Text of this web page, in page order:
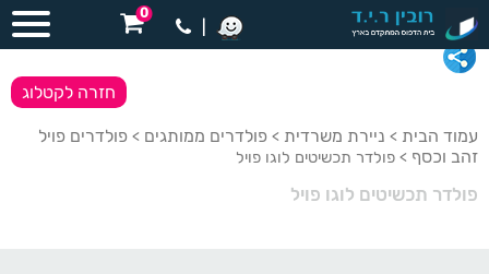
0
עמוד הבית > ניירת משרדית > פולדרים ממותגים > פולדרים פויל
זהב וכסף > פולדר תכשיטים לוגו פויל
פולדר תכשיטים לוגו פויל
חזרה לקטלוג